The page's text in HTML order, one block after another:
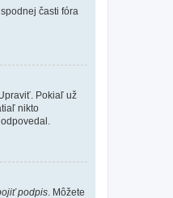
časti fóra
Pokiaľ už
nikto
podpis. Môžete